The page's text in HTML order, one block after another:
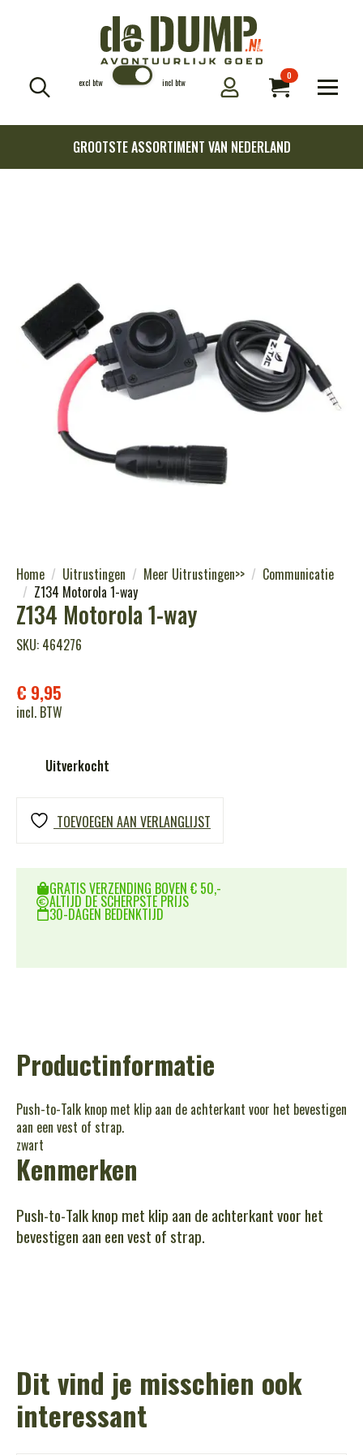
excl btw incl btw
0
GROOTSTE ASSORTIMENT VAN NEDERLAND
Home Uitrustingen Meer Uitrustingen>>
Communicatie
Z134 Motorola 1-way
Z134 Motorola 1-way
SKU: 464276
€ 9,95
incl. BTW
Uitverkocht
TOEVOEGEN AAN VERLANGLIJST
GRATIS VERZENDING BOVEN € 50,-
ALTIJD DE SCHERPSTE PRIJS
30-DAGEN BEDENKTIJD
Productinformatie
Push-to-Talk knop met klip aan de achterkant voor het bevestigen
aan een vest of strap.
zwart
Kenmerken
Push-to-Talk knop met klip aan de achterkant voor het
bevestigen aan een vest of strap.
Dit vind je misschien ook
interessant